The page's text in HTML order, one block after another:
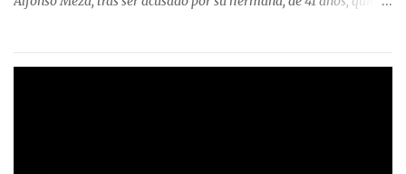
relató que los hechos ocurrieron cerca de las 11:30 horas en el